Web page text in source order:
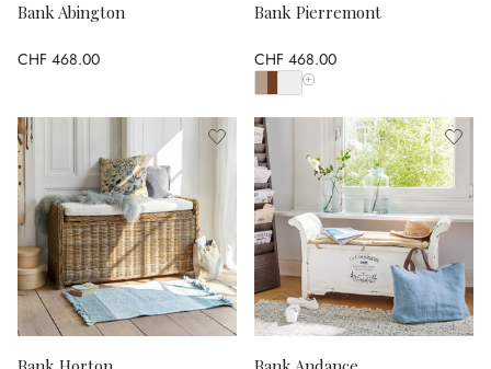
Bank Abington
CHF 468.00
Bank Pierremont
CHF 468.00
Alle Farben anzeigen